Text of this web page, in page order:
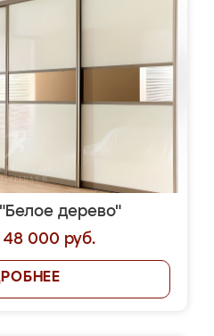
дерево"
48 000 руб.